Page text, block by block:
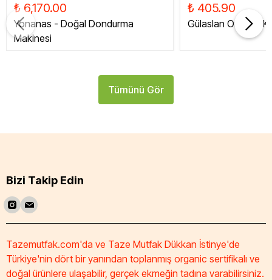
₺ 6,170.00
Yonanas - Doğal Dondurma
Makinesi
₺ 405.90
Gülaslan Organik
Tümünü Gör
Bizi Takip Edin
Tazemutfak.com'da ve Taze Mutfak Dükkan İstinye'de
Türkiye'nin dört bir yanından toplanmış organic sertifikalı ve
doğal ürünlere ulaşabilir, gerçek ekmeğin tadına varabilirsiniz.